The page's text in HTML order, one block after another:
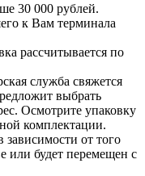
30 000 рублей.
к Вам терминала
рассчитывается по
служба свяжется
выбрать
Осмотрите упаковку
комплектации.
зависимости от того
или будет перемещен с